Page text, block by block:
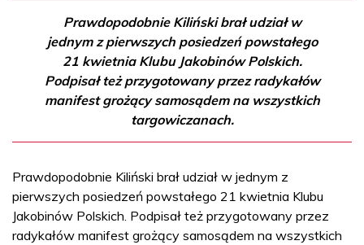
Prawdopodobnie Kiliński brał udział w
jednym z pierwszych posiedzeń powstałego
21 kwietnia Klubu Jakobinów Polskich.
Podpisał też przygotowany przez radykałów
manifest grożący samosądem na wszystkich
targowiczanach.
Prawdopodobnie Kiliński brał udział w jednym z
pierwszych posiedzeń powstałego 21 kwietnia Klubu
Jakobinów Polskich. Podpisał też przygotowany przez
radykałów manifest grożący samosądem na wszystkich